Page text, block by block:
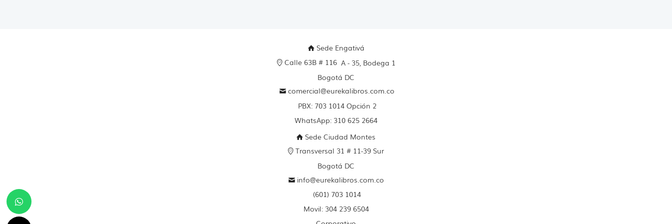
Sede Engativá
Calle 63B # 116 A - 35, Bodega 1
Bogotá DC
comercial@eurekalibros.com.co
PBX: 703 1014 Opción 2
WhatsApp: 310 625 2664
Sede Ciudad Montes
Transversal 31 # 11-39 Sur
Bogotá DC
info@eurekalibros.com.co
(601) 703 1014
Movil: 304 239 6504